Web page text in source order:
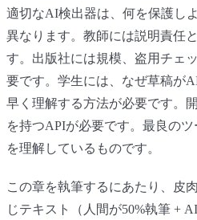
適切なAI検出器は、何を保護し
異なります。教師には説明責任
す。出版社には規模、盗用チェ
要です。学生には、なぜ草稿が
早く理解する方法が必要です。
を持つAPIが必要です。最良の
を理解しているものです。
この章を執筆するにあたり、皮
じテキスト（人間が50%執筆 +